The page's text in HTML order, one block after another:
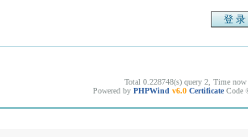
Total 0.228748(s) query 2, Time
Powered by PHPWind v6.0 Certificate Code